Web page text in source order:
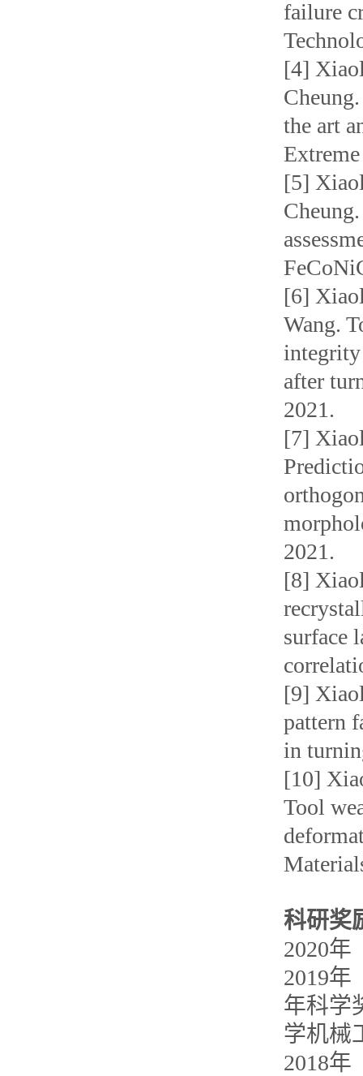
failure
[4]
the art
[5]
[6]
Wang.
integrity
after
2021.
[7]
2021.
[8]
surface
[9]
pattern
in
[10]
Tool
科研奖
2020年
2019年
年科学
学机械
2018年